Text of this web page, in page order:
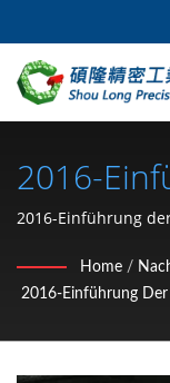
2016-
Hersteller
Typ
2016-Einführung
Unterlegscheibe,
Hersteller aus
Home /
2016-Einführung